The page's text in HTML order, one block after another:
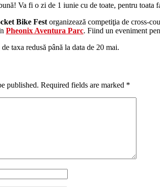
Va fi o zi de 1 iunie cu de toate, pentru
Bike Fest organizează competiţia de cross-
Pheonix Aventura Parc. Fiind un eveniment
taxa redusă până la data de 20 mai.
published. Required fields are marked *